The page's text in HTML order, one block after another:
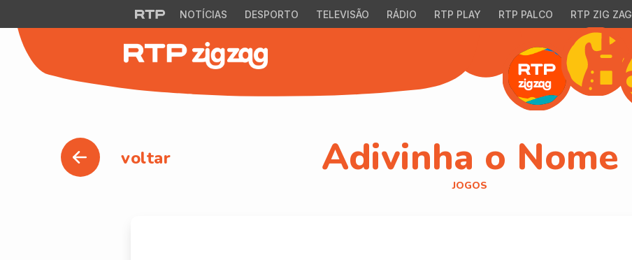
NOTÍCIAS DESPORTO TELEVISÃO RÁDIO RTP PLAY RTP PALCO RTP ZIG ZAG
voltar Adivinha o Nome
JOGOS